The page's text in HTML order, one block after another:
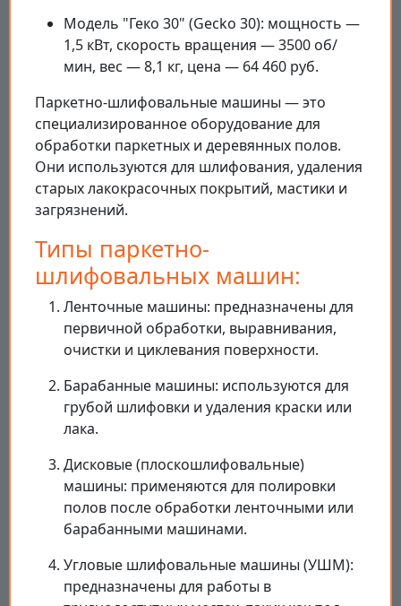
Модель "Геко 30" (Gecko 30): мощность —
1,5 кВт, скорость вращения — 3500 об/
мин, вес — 8,1 кг, цена — 64 460 руб.
Паркетно-шлифовальные машины — это
специализированное оборудование для
обработки паркетных и деревянных полов.
Они используются для шлифования, удаления
старых лакокрасочных покрытий, мастики и
загрязнений.
Типы паркетно-
шлифовальных машин:
Ленточные машины: предназначены для
первичной обработки, выравнивания,
очистки и циклевания поверхности.
Барабанные машины: используются для
грубой шлифовки и удаления краски или
лака.
Дисковые (плоскошлифовальные)
машины: применяются для полировки
полов после обработки ленточными или
барабанными машинами.
Угловые шлифовальные машины (УШМ):
предназначены для работы в